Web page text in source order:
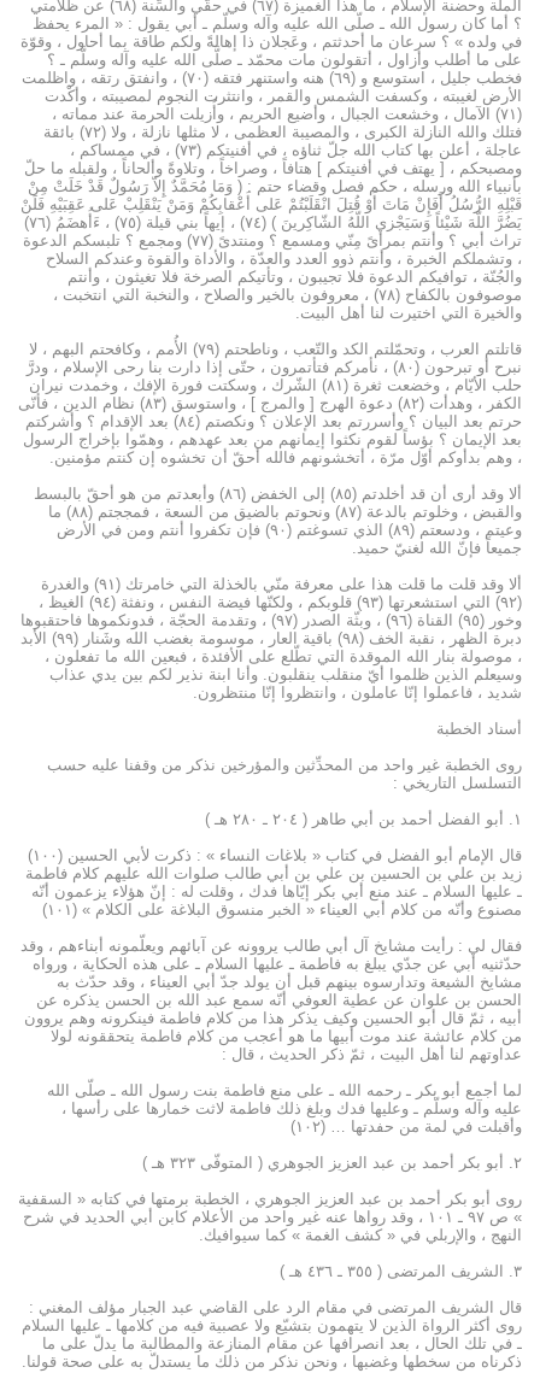
الملّة وحضنة الإسلام ، ما هذا الغميزة (٦۷) في حقّي والسِّنة (٦۸) عن ظلامتي
؟ أما كان رسول الله ـ صلّى الله عليه وآله وسلّم ـ أبي يقول : « المرء يحفظ
في ولده » ؟ سرعان ما أحدثتم ، وعَجلان ذا إهالةً ولكم طاقة بما أحاول ، وقوّة
على ما أطلب وأزاول ، أتقولون مات محمّد ـ صلَّى الله عليه وآله وسلَّم ـ ؟
فخطب جليل ، استوسع و (٦۹) هنه واستنهر فتقه (۷۰) ، وانفتق رتقه ، واظلمت
الأرض لغيبته ، وكسفت الشمس والقمر ، وانتثرت النجوم لمصيبته ، وأكْدت
(۷۱) الآمال ، وخشعت الجبال ، وأضيع الحريم ، وأُزيلت الحرمة عند مماته ،
فتلك والله النازلة الكبرى ، والمصيبة العظمى ، لا مثلها نازلة ، ولا (۷۲) بائقة
عاجلة ، أعلن بها كتاب الله جلّ ثناؤه ، في أفنيتكم (۷۳) ، في ممساكم ،
ومصبحكم ، [ يهتف في أفنيتكم ] هتافاً ، وصراخاً ، وتلاوةً وألحاناً ، ولقبله ما حلّ
بأنبياء الله ورسله ، حكم فصل وقضاء حتم : ( وَمَا مُحَمَّدٌ إِلاّ رَسُولٌ قَدْ خَلَتْ مِنْ
قَبْلِهِ الرُّسُلُ أَفَإِنْ مَاتَ أَوْ قُتِلَ انْقَلَبْتُمْ عَلى أَعْقابِكُمْ وَمَنْ يَنْقَلِبْ عَلى عَقِبَيْهِ فَلَنْ
يَضُرَّ اللّهَ شَيْئاً وَسَيَجْزي اللّهُ الشّاكِرينَ ) (۷٤) ، إيهاً بني قيلة (۷٥) ، ءَأُهضَمُ (۷٦)
تراث أبي ؟ وأنتم بمرأىً مِنّي ومسمع ؟ ومنتدىً (۷۷) ومجمع ؟ تلبسكم الدعوة
، وتشملكم الخبرة ، وأنتم ذوو العدد والعدّة ، والأداة والقوة وعندكم السلاح
والجُنّة ، توافيكم الدعوة فلا تجيبون ، وتأتيكم الصرخة فلا تغيثون ، وأنتم
موصوفون بالكفاح (۷۸) ، معروفون بالخير والصلاح ، والنخبة التي انتخبت ،
والخيرة التي اختيرت لنا أهل البيت.
قاتلتم العرب ، وتحمّلتم الكد والتّعب ، وناطحتم (۷۹) الأُمم ، وكافحتم البهم ، لا
نبرح أو تبرحون (۸۰) ، نأمركم فتأتمرون ، حتّى إذا دارت بنا رحى الإسلام ، ودرَّ
حلب الأيّام ، وخضعت ثغرة (۸۱) الشّرك ، وسكتت فورة الإفك ، وخمدت نيران
الكفر ، وهدأت (۸۲) دعوة الهرج [ والمرج ] ، واستوسق (۸۳) نظام الدين ، فأنّى
حرتم بعد البيان ؟ وأسررتم بعد الإعلان ؟ ونكصتم (۸٤) بعد الإقدام ؟ وأشركتم
بعد الإيمان ؟ بؤساً لقوم نكثوا إيمانهم من بعد عهدهم ، وهمّوا بإخراج الرسول
، وهم بدأوكم أوّل مرّة ، أتخشونهم فالله أحقّ أن تخشوه إن كنتم مؤمنين.
ألا وقد أرى أن قد أخلدتم (۸٥) إلى الخفض (۸٦) وأبعدتم من هو أحقّ بالبسط
والقبض ، وخلوتم بالدعة (۸۷) ونحوتم بالضيق من السعة ، فمججتم (۸۸) ما
وعيتم ، ودسعتم (۸۹) الذي تسوغتم (۹۰) فإن تكفروا أنتم ومن في الأرض
جميعاً فإنّ الله لغنيّ حميد.
ألا وقد قلت ما قلت هذا على معرفة منّي بالخذلة التي خامرتك (۹۱) والغدرة
(۹۲) التي استشعرتها (۹۳) قلوبكم ، ولكنّها فيضة النفس ، ونفثة (۹٤) الغيظ ،
وخور (۹٥) القناة (۹٦) ، وبثّة الصدر (۹۷) ، وتقدمة الحجّة ، فدونكموها فاحتقبوها
دبرة الظهر ، نقبة الخف (۹۸) باقية العار ، موسومة بغضب الله وشَنار (۹۹) الأبد
، موصولة بنار الله الموقدة التي تطّلع على الأفئدة ، فبعين الله ما تفعلون ،
وسيعلم الذين ظلموا أيّ منقلب ينقلبون. وأنا ابنة نذير لكم بين يدي عذاب
شديد ، فاعملوا إنّا عاملون ، وانتظروا إنّا منتظرون.
أسناد الخطبة
روى الخطبة غير واحد من المحدِّثين والمؤرخين نذكر من وقفنا عليه حسب
التسلسل التاريخي :
۱. أبو الفضل أحمد بن أبي طاهر ( ۲۰٤ ـ ۲۸۰ هـ )
قال الإمام أبو الفضل في كتاب « بلاغات النساء » : ذكرت لأبي الحسين (۱۰۰)
زيد بن علي بن الحسين بن علي بن أبي طالب صلوات الله عليهم كلام فاطمة
ـ عليها السلام ـ عند منع أبي بكر إيّاها فدك ، وقلت له : إنّ هؤلاء يزعمون أنّه
مصنوع وأنّه من كلام أبي العيناء « الخبر منسوق البلاغة على الكلام » (۱۰۱)
فقال لي : رأيت مشايخ آل أبي طالب يروونه عن آبائهم ويعلّمونه أبناءهم ، وقد
حدّثنيه أبي عن جدّي يبلغ به فاطمة ـ عليها السلام ـ على هذه الحكاية ، ورواه
مشايخ الشيعة وتدارسوه بينهم قبل أن يولد جدّ أبي العيناء ، وقد حدّث به
الحسن بن علوان عن عطية العوفي أنّه سمع عبد الله بن الحسن يذكره عن
أبيه ، ثمّ قال أبو الحسين وكيف يذكر هذا من كلام فاطمة فينكرونه وهم يروون
من كلام عائشة عند موت أبيها ما هو أعجب من كلام فاطمة يتحققونه لولا
عداوتهم لنا أهل البيت ، ثمّ ذكر الحديث ، قال :
لما أجمع أبو بكر ـ رحمه الله ـ على منع فاطمة بنت رسول الله ـ صلّى الله
عليه وآله وسلّم ـ وعليها فدك وبلغ ذلك فاطمة لاثت خمارها على رأسها ،
وأقبلت في لمة من حفدتها … (۱۰۲)
۲. أبو بكر أحمد بن عبد العزيز الجوهري ( المتوفّى ۳۲۳ هـ )
روى أبو بكر أحمد بن عبد العزيز الجوهري ، الخطبة برمتها في كتابه « السقفية
» ص ۹۷ ـ ۱۰۱ ، وقد رواها عنه غير واحد من الأعلام كابن أبي الحديد في شرح
النهج ، والإربلي في « كشف الغمة » كما سيوافيك.
۳. الشريف المرتضى ( ۳٥٥ ـ ٤۳٦ هـ )
قال الشريف المرتضى في مقام الرد على القاضي عبد الجبار مؤلف المغني :
روى أكثر الرواة الذين لا يتهمون بتشيّع ولا عصبية فيه من كلامها ـ عليها السلام
ـ في تلك الحال ، بعد انصرافها عن مقام المنازعة والمطالبة ما يدلّ على ما
ذكرناه من سخطها وغضبها ، ونحن نذكر من ذلك ما يستدلّ به على صحة قولنا.